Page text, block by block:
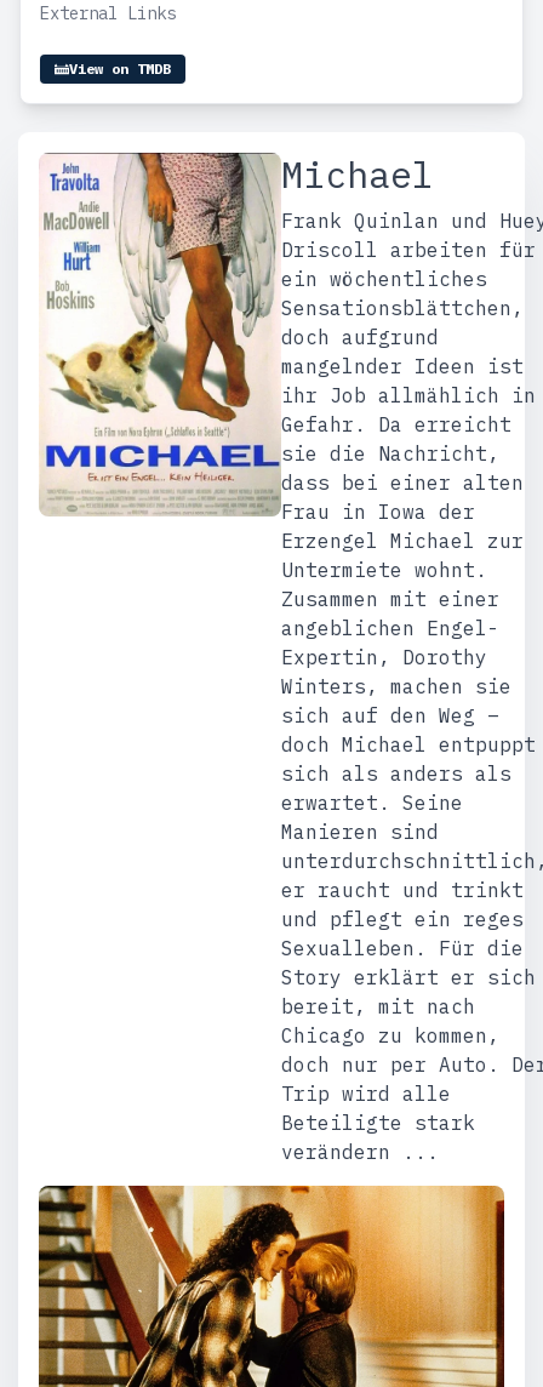
External Links
View on TMDB
Michael
Frank Quinlan und
Driscoll arbeiten für
ein wöchentliches
Sensationsblättchen,
doch aufgrund
mangelnder Ideen ist
ihr Job allmählich in
Gefahr. Da erreicht
sie die Nachricht,
dass bei einer alten
Frau in Iowa der
Erzengel Michael zur
Untermiete wohnt.
Zusammen mit einer
angeblichen Engel-
Expertin, Dorothy
Winters, machen sie
sich auf den Weg –
doch Michael entpuppt
sich als anders als
erwartet. Seine
Manieren sind
er raucht und trinkt
und pflegt ein reges
Sexualleben. Für die
Story erklärt er sich
bereit, mit nach
Chicago zu kommen,
doch nur per Auto.
Trip wird alle
Beteiligte stark
verändern ...